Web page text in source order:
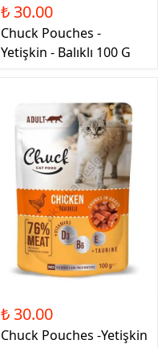
₺ 30.00
Chuck Pouches -
Yetişkin - Balıklı 100 G
₺ 30.00
Chuck Pouches -Yetişkin